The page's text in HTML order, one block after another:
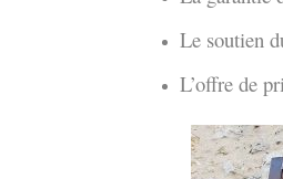
Le soutien
L’offre de